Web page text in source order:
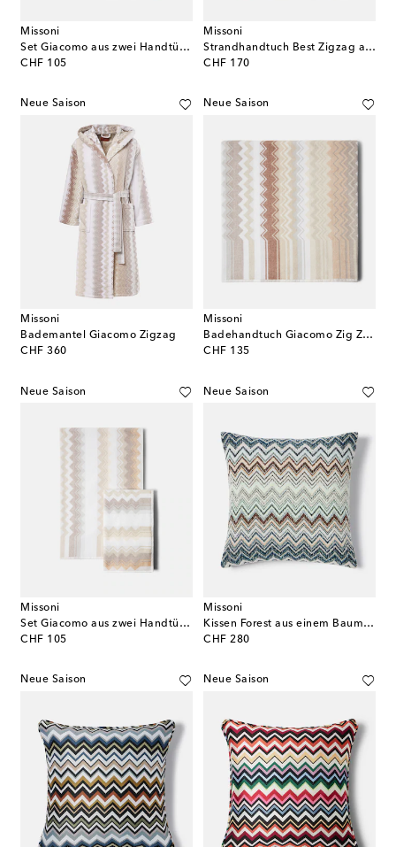
Missoni
Set Giacomo aus zwei Handtüchern
CHF 105
original price
Missoni
Strandhandtuch Best Zigzag aus Baumwollfrottee
CHF 170
original price
Neue Saison
Missoni
Bademantel Giacomo Zigzag
CHF 360
original price
Neue Saison
Missoni
Badehandtuch Giacomo Zig Zag aus Frottee
CHF 135
original price
Neue Saison
Missoni
Set Giacomo aus zwei Handtüchern
CHF 105
original price
Neue Saison
Missoni
Kissen Forest aus einem Baumwollgemisch
CHF 280
original price
Neue Saison Neue Saison